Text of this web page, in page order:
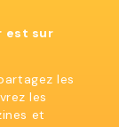
est sur
les
les
et